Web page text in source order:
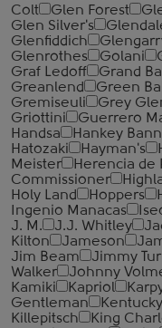
Colt
Glen Forest
Glen Silver's
Glenfiddich
Glenrothes
Golani
Graf Ledoff
Grand
Greanlend
Green
Gremiseuli
Grey
Griottini
Guerrero
Handsa
Hankey
Hatozaki
Hayman's
Meister
Herencia de
Commissioner
Holy Land
Hoppers
Ingenio Manacas
J. M.
J.J. Whitley
Kilton
Jameson
Jim Beam
Jimmy
Walker
Johnny
Kamiki
Kapriol
Gentleman
Killepitsch
King